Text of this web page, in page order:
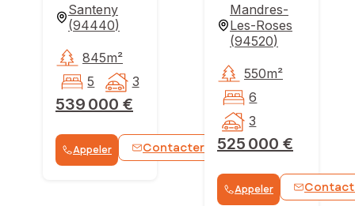
Santeny
(94440)
539 000 €
845m²
5
3
Appeler Contacter WhatsApp
Mandres-
Les-Roses
(94520)
525 000 €
550m²
6
3
Appeler